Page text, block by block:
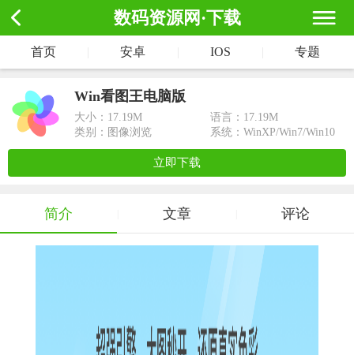
数码资源网·下载
首页 安卓 IOS 专题
Win看图王电脑版
大小： 17.19M
语言：17.19M
类别：图像浏览
系统：WinXP/Win7/Win10
立即下载
简介 文章 评论